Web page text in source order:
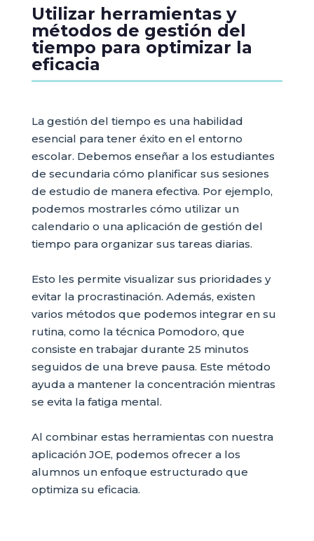
Utilizar herramientas y
métodos de gestión del
tiempo para optimizar la
eficacia
La gestión del tiempo es una habilidad
esencial para tener éxito en el entorno
escolar. Debemos enseñar a los estudiantes
de secundaria cómo planificar sus sesiones
de estudio de manera efectiva. Por ejemplo,
podemos mostrarles cómo utilizar un
calendario o una aplicación de gestión del
tiempo para organizar sus tareas diarias.
Esto les permite visualizar sus prioridades y
evitar la procrastinación. Además, existen
varios métodos que podemos integrar en su
rutina, como la técnica Pomodoro, que
consiste en trabajar durante 25 minutos
seguidos de una breve pausa. Este método
ayuda a mantener la concentración mientras
se evita la fatiga mental.
Al combinar estas herramientas con nuestra
aplicación JOE, podemos ofrecer a los
alumnos un enfoque estructurado que
optimiza su eficacia.